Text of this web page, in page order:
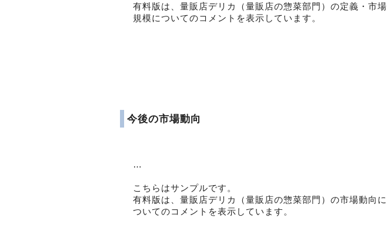
有料版は、量販店デリカ（量販店の惣菜部門）の定義・市場
規模についてのコメントを表示しています。
今後の市場動向
…
こちらはサンプルです。
有料版は、量販店デリカ（量販店の惣菜部門）の市場動向に
ついてのコメントを表示しています。